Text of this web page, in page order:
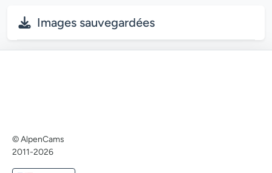
Images sauvegardées
© AlpenCams
2011-2026